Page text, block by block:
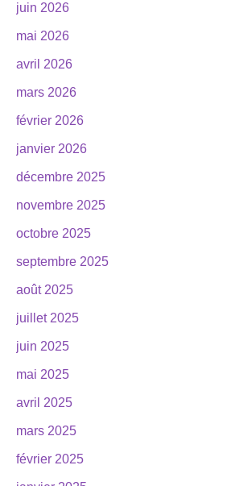
juin 2026
mai 2026
avril 2026
mars 2026
février 2026
janvier 2026
décembre 2025
novembre 2025
octobre 2025
septembre 2025
août 2025
juillet 2025
juin 2025
mai 2025
avril 2025
mars 2025
février 2025